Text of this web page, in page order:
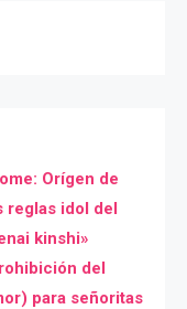
Orígen de
reglas idol del
kinshi»
del
para señoritas